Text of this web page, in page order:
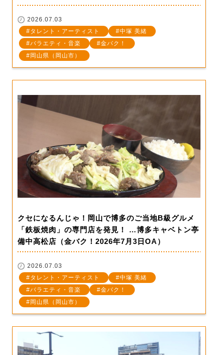
2026.07.03
タレント・アーティスト
中塚 美緒
バラエティ・音楽
金バク！
岡山県（岡山市）
クセになるんじゃ！岡山で博多のご当地B級グルメ
「鉄板焼肉」の専門店を発見！ …博多キャベトン亭
備中高松店（金バク！2026年7月3日OA）
2026.07.03
タレント・アーティスト
中塚 美緒
バラエティ・音楽
金バク！
岡山県（岡山市）